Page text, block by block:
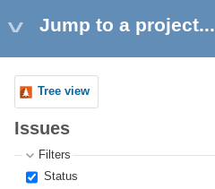
Jump to a project...
Tree view
Issues
Filters
Status